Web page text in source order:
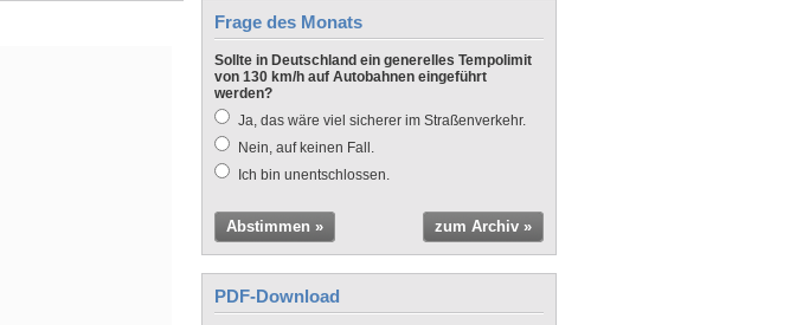
Frage des Monats
Sollte in Deutschland ein generelles Tempolimit
von 130 km/h auf Autobahnen eingeführt
werden?
Ja, das wäre viel sicherer im Straßenverkehr.
Nein, auf keinen Fall.
Ich bin unentschlossen.
Abstimmen » zum Archiv »
PDF-Download